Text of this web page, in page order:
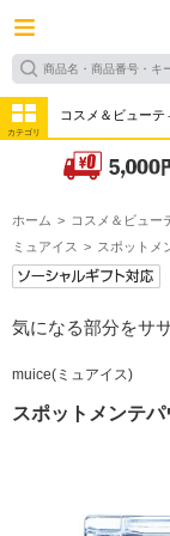
カテゴリ
コスメ＆ビューテ
ホーム コスメ＆ビュー
ミュアイス
スポットメ
気になる部分をサ
muice(ミュアイス)
スポットメンテ